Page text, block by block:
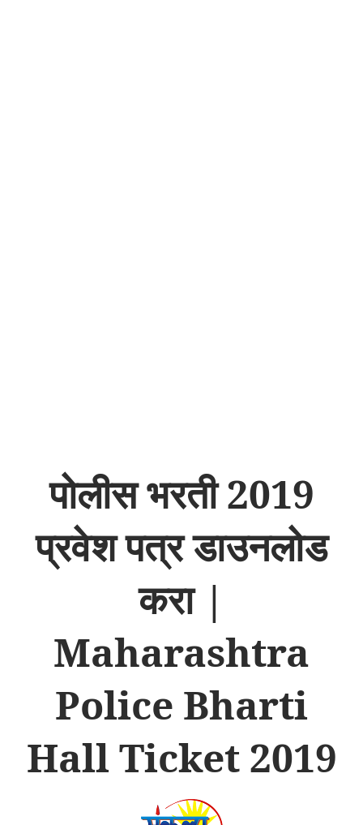
पोलीस भरती2019
प्रवेश पत्र डाउनलोड
करा|
Maharashtra
Police Bharti
Hall Ticket 2019